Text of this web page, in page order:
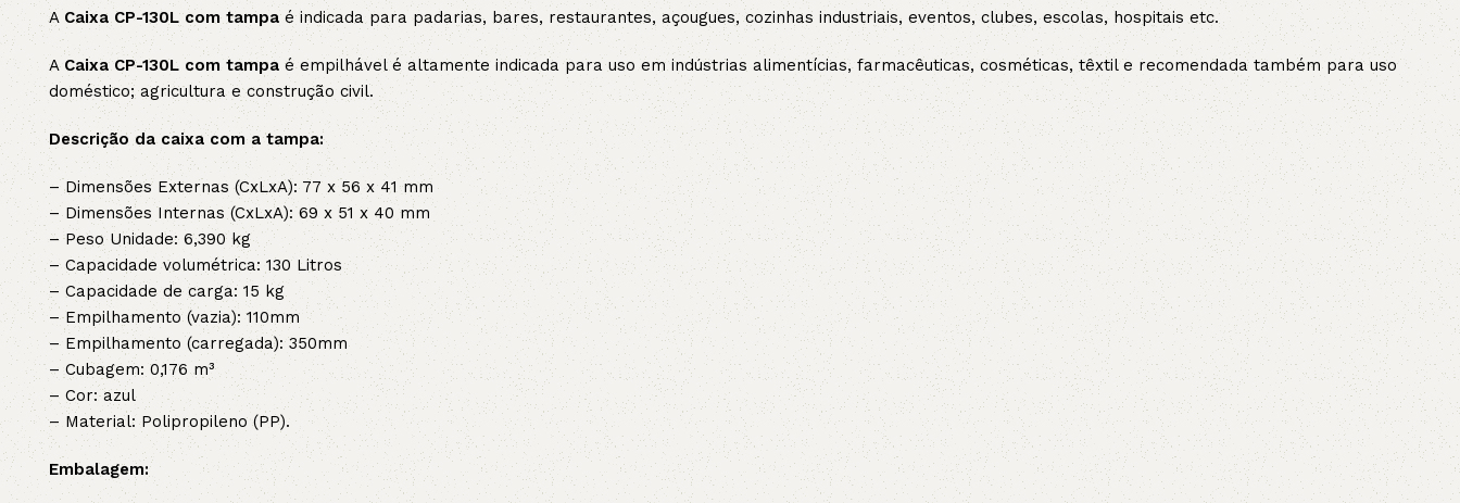
A Caixa CP-130L com tampaé indicada para padarias, bares, restaurantes, açougues, cozinhas industriais, eventos, clubes, escolas, hospitais etc.
A Caixa CP-130L com tampa é empilhável é altamente indicada para uso em indústrias alimentícias, farmacêuticas, cosméticas, têxtil e recomendada também para uso
doméstico; agricultura e construção civil.
Descrição da caixa com a tampa:
– Dimensões Externas (CxLxA): 77 x 56 x 41 mm
– Dimensões Internas (CxLxA): 69 x 51 x 40 mm
– Peso Unidade: 6,390 kg
– Capacidade volumétrica: 130 Litros
– Capacidade de carga: 15 kg
– Empilhamento (vazia): 110mm
– Empilhamento (carregada): 350mm
– Cubagem: 0,176 m³
– Cor: azul
– Material: Polipropileno (PP).
Embalagem: